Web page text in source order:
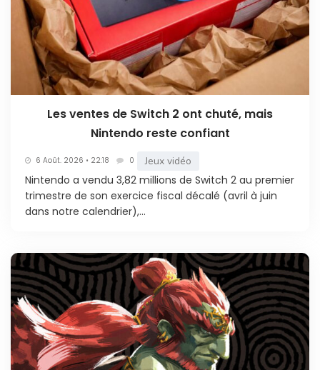
Les ventes de Switch 2 ont chuté, mais
Nintendo reste confiant
6 Août. 2026 • 22:18 0 Jeux vidéo
Nintendo a vendu 3,82 millions de Switch 2 au premier
trimestre de son exercice fiscal décalé (avril à juin
dans notre calendrier),...